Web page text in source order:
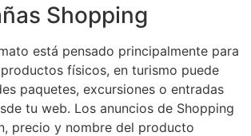
Shopping
está pensado principalmente para
físicos, en turismo puede
paquetes, excursiones o entradas
tu web. Los anuncios de Shopping
precio y nombre del producto